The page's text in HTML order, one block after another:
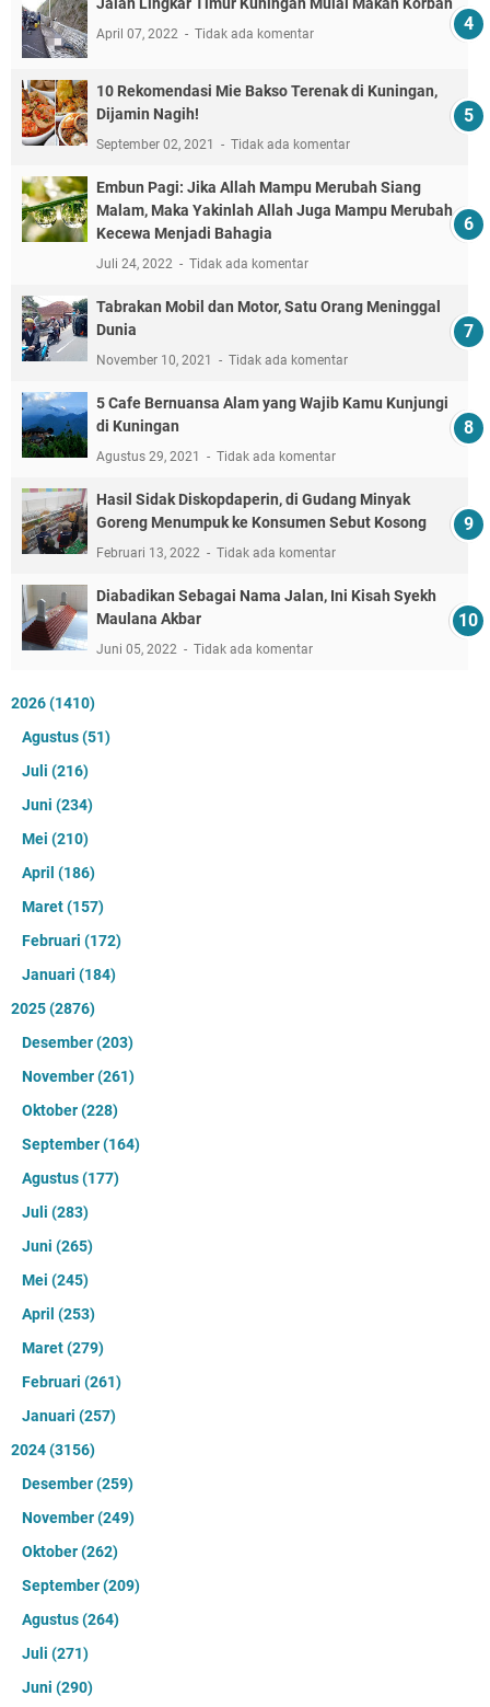
Jalan Lingkar Timur Kuningan Mulai Makan Korban
April 07, 2022 Tidak ada komentar
10 Rekomendasi Mie Bakso Terenak di Kuningan,
Dijamin Nagih!
September 02, 2021 Tidak ada komentar
Embun Pagi: Jika Allah Mampu Merubah Siang
Malam, Maka Yakinlah Allah Juga Mampu Merubah
Kecewa Menjadi Bahagia
Juli 24, 2022 Tidak ada komentar
Tabrakan Mobil dan Motor, Satu Orang Meninggal
Dunia
November 10, 2021 Tidak ada komentar
5 Cafe Bernuansa Alam yang Wajib Kamu Kunjungi
di Kuningan
Agustus 29, 2021 Tidak ada komentar
Hasil Sidak Diskopdaperin, di Gudang Minyak
Goreng Menumpuk ke Konsumen Sebut Kosong
Februari 13, 2022 Tidak ada komentar
Diabadikan Sebagai Nama Jalan, Ini Kisah Syekh
Maulana Akbar
Juni 05, 2022 Tidak ada komentar
2026(1410)
Agustus(51)
Juli (216)
Juni (234)
Mei (210)
April (186)
Maret(157)
Februari (172)
Januari (184)
2025(2876)
Desember(203)
November(261)
Oktober(228)
September(164)
Agustus(177)
Juli (283)
Juni (265)
Mei (245)
April (253)
Maret(279)
Februari (261)
Januari (257)
2024(3156)
Desember(259)
November(249)
Oktober(262)
September(209)
Agustus(264)
Juli (271)
Juni (290)